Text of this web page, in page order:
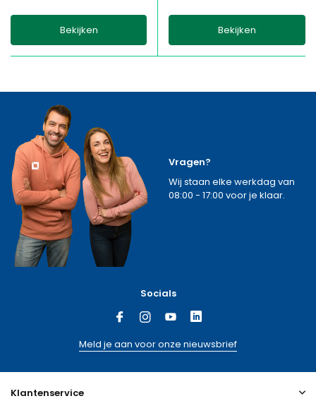
Bekijken Bekijken
Vragen?
Wij staan elke werkdag van
08:00 - 17:00 voor je klaar.
Socials
Meld je aan voor onze nieuwsbrief
Klantenservice